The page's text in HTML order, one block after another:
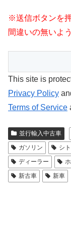
※送信ボタンを
間違いの無いよ
This site is
Privacy Policy
Terms of Service
並行輸入中古車
ガソリン
シ
ディーラー
新古車
新車